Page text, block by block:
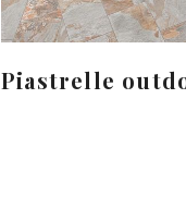
Piastrelle